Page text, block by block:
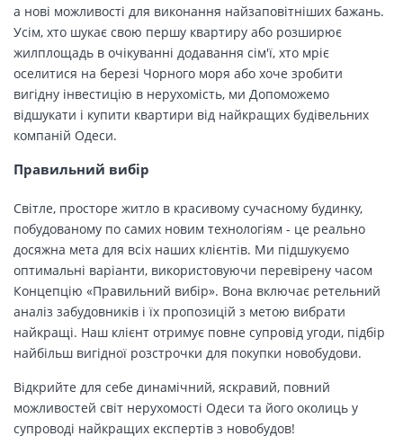
а нові можливості для виконання найзаповітніших бажань.
Усім, хто шукає свою першу квартиру або розширює
жилплощадь в очікуванні додавання сім'ї, хто мріє
оселитися на березі Чорного моря або хоче зробити
вигідну інвестицію в нерухомість, ми Допоможемо
відшукати і купити квартири від найкращих будівельних
компаній Одеси.
Правильний вибір
Світле, просторе житло в красивому сучасному будинку,
побудованому по самих новим технологіям - це реально
досяжна мета для всіх наших клієнтів. Ми підшукуємо
оптимальні варіанти, використовуючи перевірену часом
Концепцію «Правильний вибір». Вона включає ретельний
аналіз забудовників і їх пропозицій з метою вибрати
найкращі. Наш клієнт отримує повне супровід угоди, підбір
найбільш вигідної розстрочки для покупки новобудови.
Відкрийте для себе динамічний, яскравий, повний
можливостей світ нерухомості Одеси та його околиць у
супроводі найкращих експертів з новобудов!